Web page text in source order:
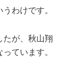
わけです。
たが、秋山翔
ています。